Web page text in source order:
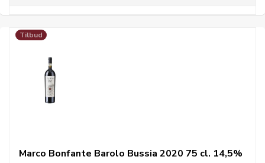
Tilbud
Marco Bonfante Barolo Bussia 2020 75 cl. 14,5%